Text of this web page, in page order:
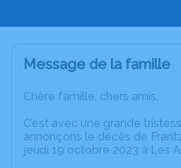
Message de la famille
Chère famille, chers amis,
C’est avec une grande
annonçons le décès de
jeudi 19 octobre 2023 à Les